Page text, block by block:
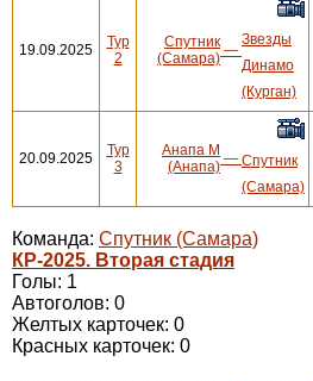
19.09.2025
Тур
2
Спутник
(Самара) —
Звезды
Динамо
(Курган)
20.09.2025
Тур
3
Анапа М
(Анапа) — Спутник
(Самара)
Команда: Спутник (Самара)
КР-2025. Вторая стадия
Голы: 1
Автоголов: 0
Желтых карточек: 0
Красных карточек: 0